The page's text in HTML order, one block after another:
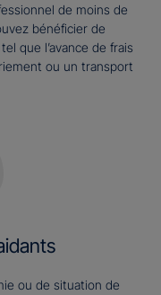
de moins de
bénéficier de
que l’avance de frais
ou un transport
ou de situation de